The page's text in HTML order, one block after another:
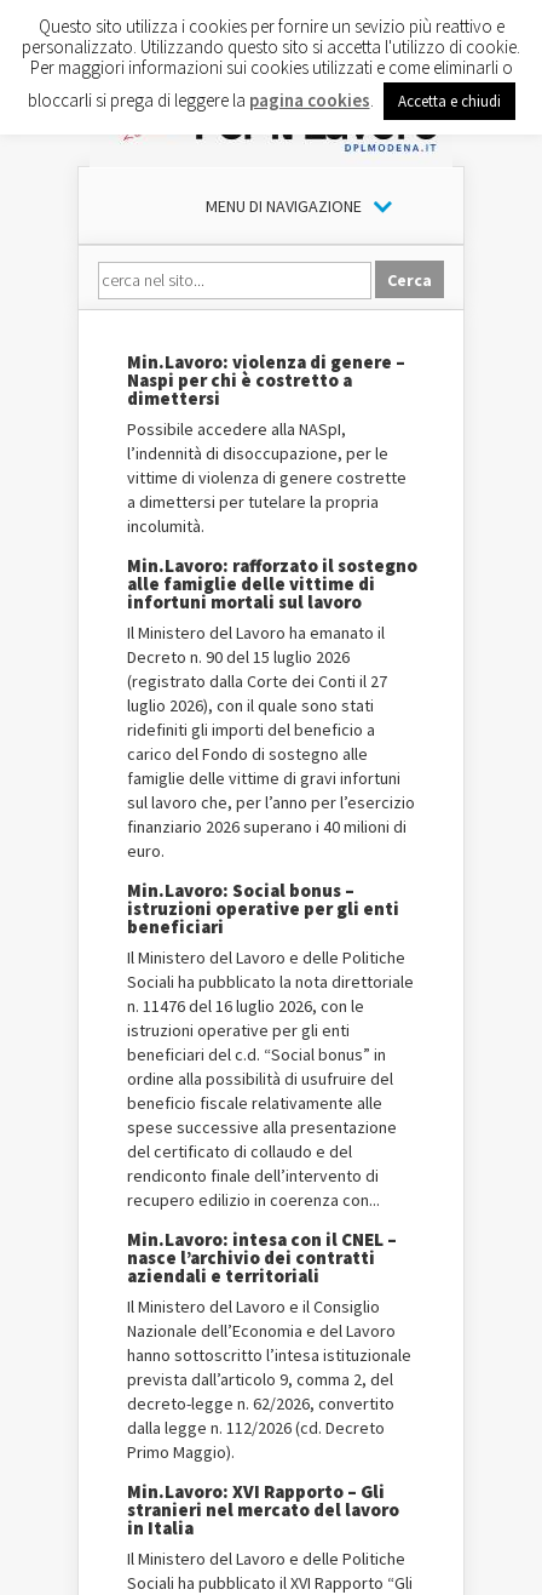
MENU DI NAVIGAZIONE
Min.Lavoro: violenza di genere –
Naspi per chi è costretto a
dimettersi
Possibile accedere alla NASpI,
l’indennità di disoccupazione, per le
vittime di violenza di genere costrette
a dimettersi per tutelare la propria
incolumità.
Min.Lavoro: rafforzato il sostegno
alle famiglie delle vittime di
infortuni mortali sul lavoro
Il Ministero del Lavoro ha emanato il
Decreto n. 90 del 15 luglio 2026
(registrato dalla Corte dei Conti il 27
luglio 2026), con il quale sono stati
ridefiniti gli importi del beneficio a
carico del Fondo di sostegno alle
famiglie delle vittime di gravi infortuni
sul lavoro che, per l’anno per l’esercizio
finanziario 2026 superano i 40 milioni di
euro.
Min.Lavoro: Social bonus –
istruzioni operative per gli enti
beneficiari
Il Ministero del Lavoro e delle Politiche
Sociali ha pubblicato la nota direttoriale
n. 11476 del 16 luglio 2026, con le
istruzioni operative per gli enti
beneficiari del c.d. “Social bonus” in
ordine alla possibilità di usufruire del
beneficio fiscale relativamente alle
spese successive alla presentazione
del certificato di collaudo e del
rendiconto finale dell’intervento di
recupero edilizio in coerenza con...
Min.Lavoro: intesa con il CNEL –
nasce l’archivio dei contratti
aziendali e territoriali
Il Ministero del Lavoro e il Consiglio
Nazionale dell’Economia e del Lavoro
hanno sottoscritto l’intesa istituzionale
prevista dall’articolo 9, comma 2, del
decreto-legge n. 62/2026, convertito
dalla legge n. 112/2026 (cd. Decreto
Primo Maggio).
Min.Lavoro: XVI Rapporto – Gli
stranieri nel mercato del lavoro
in Italia
Il Ministero del Lavoro e delle Politiche
Sociali ha pubblicato il XVI Rapporto “Gli
Questo sito utilizza i cookies per fornire un sevizio più reattivo e
personalizzato. Utilizzando questo sito si accetta l'utilizzo di cookie.
Per maggiori informazioni sui cookies utilizzati e come eliminarli o
bloccarli si prega di leggere la pagina cookies Accetta e chiudi